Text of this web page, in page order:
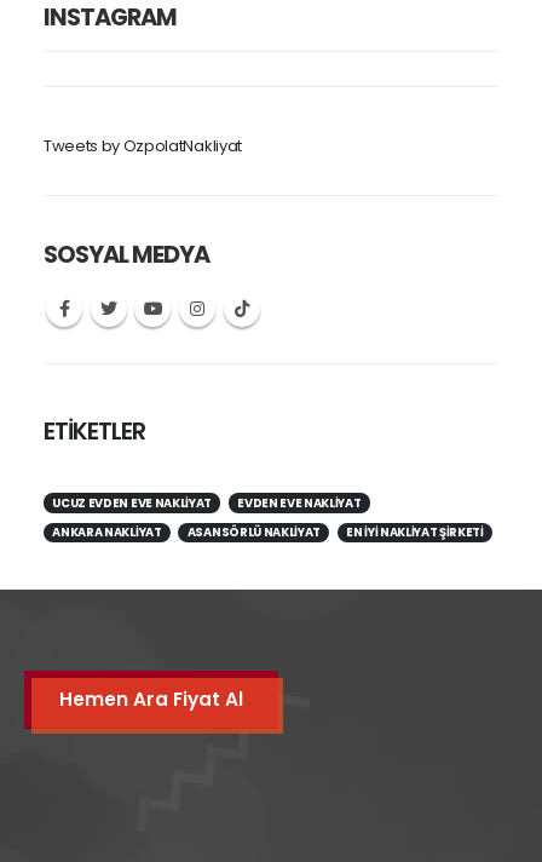
INSTAGRAM
Tweets by OzpolatNakliyat
SOSYAL MEDYA
ETİKETLER
UCUZ EVDEN EVE NAKLIYAT
EVDEN EVE NAKLIYAT
ANKARA NAKLIYAT
ASANSÖRLÜ NAKLIYAT EN IYI NAKLIYAT ŞIRKETI
Hemen Ara Fiyat Al